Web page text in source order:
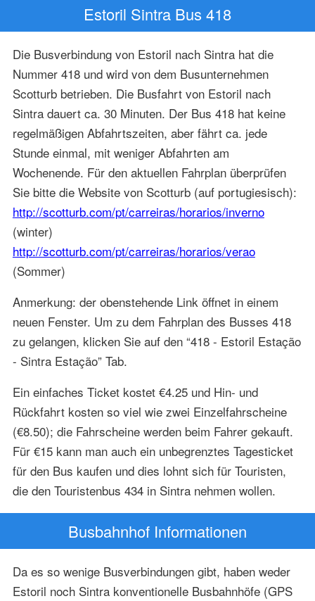
Estoril Sintra Bus 418
Die Busverbindung von Estoril nach Sintra hat die
Nummer 418 und wird von dem Busunternehmen
Scotturb betrieben. Die Busfahrt von Estoril nach
Sintra dauert ca. 30 Minuten. Der Bus 418 hat keine
regelmäßigen Abfahrtszeiten, aber fährt ca. jede
Stunde einmal, mit weniger Abfahrten am
Wochenende. Für den aktuellen Fahrplan überprüfen
Sie bitte die Website von Scotturb (auf portugiesisch):
http://scotturb.com/pt/carreiras/horarios/inverno
(winter)
http://scotturb.com/pt/carreiras/horarios/verao
(Sommer)
Anmerkung: der obenstehende Link öffnet in einem
neuen Fenster. Um zu dem Fahrplan des Busses 418
zu gelangen, klicken Sie auf den “418 - Estoril Estação
- Sintra Estação” Tab.
Ein einfaches Ticket kostet €4.25 und Hin- und
Rückfahrt kosten so viel wie zwei Einzelfahrscheine
(€8.50); die Fahrscheine werden beim Fahrer gekauft.
Für €15 kann man auch ein unbegrenztes Tagesticket
für den Bus kaufen und dies lohnt sich für Touristen,
die den Touristenbus 434 in Sintra nehmen wollen.
Busbahnhof Informationen
Da es so wenige Busverbindungen gibt, haben weder
Estoril noch Sintra konventionelle Busbahnhöfe (GPS